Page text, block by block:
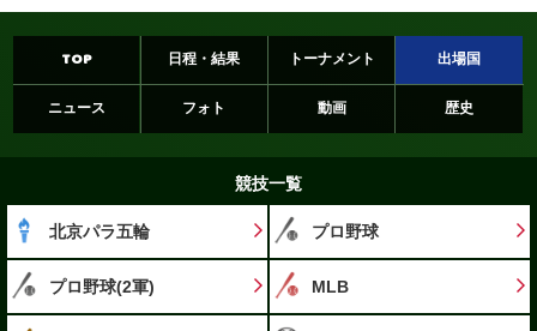
TOP 日程・結果 トーナメント 出場国
ニュース フォト 動画 歴史
競技一覧
北京パラ五輪 プロ野球
プロ野球(2軍) MLB